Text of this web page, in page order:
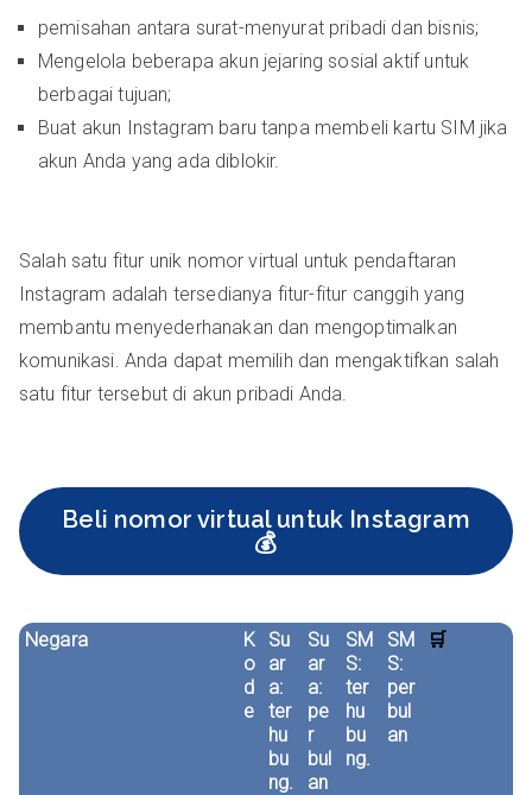
pemisahan antara surat-menyurat pribadi dan bisnis;
Mengelola beberapa akun jejaring sosial aktif untuk
berbagai tujuan;
Buat akun Instagram baru tanpa membeli kartu SIM jika
akun Anda yang ada diblokir.
Salah satu fitur unik nomor virtual untuk pendaftaran
Instagram adalah tersedianya fitur-fitur canggih yang
membantu menyederhanakan dan mengoptimalkan
komunikasi. Anda dapat memilih dan mengaktifkan salah
satu fitur tersebut di akun pribadi Anda.
Beli nomor virtual untuk Instagram
💰
Negara
K
o
d
e
Su
ar
a:
ter
hu
bu
ng.
Su
ar
a:
pe
r
bul
an
SM
S:
ter
hu
bu
ng.
SM
S:
per
bul
an
🛒